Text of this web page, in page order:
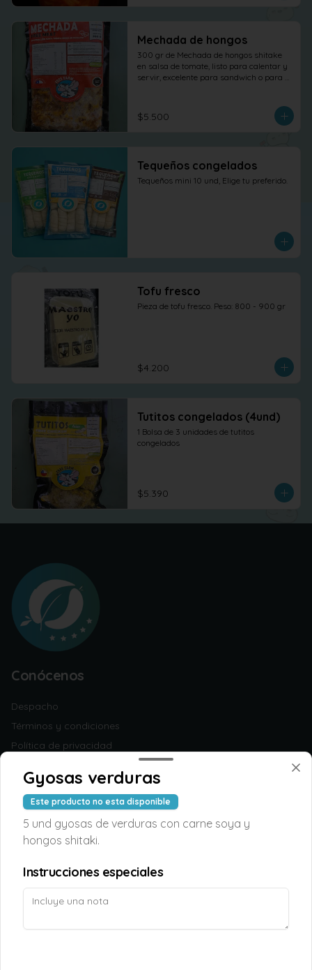
Mechada de hongos
300 gr de Mechada de hongos shitake
en salsa de tomate, listo para calentar y
servir, excelente para sandwich o para
$5.500
Tequeños congelados
Tequeños mini 10 und, Elige tu preferido.
Tofu fresco
Pieza de tofu fresco. Peso: 800 - 900 gr
$4.200
Tutitos congelados (4und)
1 Bolsa de 3 unidades de tutitos
congelados
$5.390
Conócenos
Despacho
Términos y condiciones
Política de privacidad
Redes sociales
Instagram
Facebook
Pedir
Iniciar sesión
Gyosas verduras
Este producto no esta disponible
5 und gyosas de verduras con carne soya y
hongos shitaki.
Instrucciones especiales